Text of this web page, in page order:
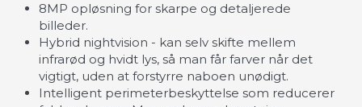
8MP opløsning for skarpe og detaljerede
billeder.
Hybrid nightvision - kan selv skifte mellem
infrarød og hvidt lys, så man får farver når det
vigtigt, uden at forstyrre naboen unødigt.
Intelligent perimeterbeskyttelse som reducerer